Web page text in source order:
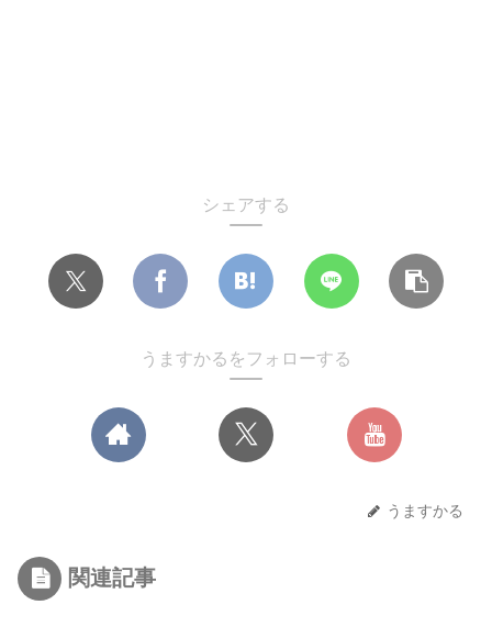
シェアする
うますかるをフォローする
うますかる
関連記事